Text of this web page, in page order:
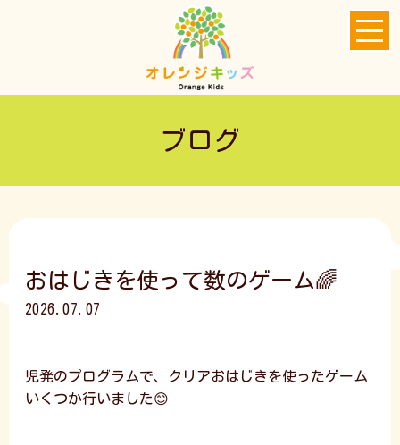
ブログ
おはじきを使って数のゲーム🌈
2026.07.07
児発のプログラムで、クリアおはじきを使ったゲーム
いくつか行いました😊